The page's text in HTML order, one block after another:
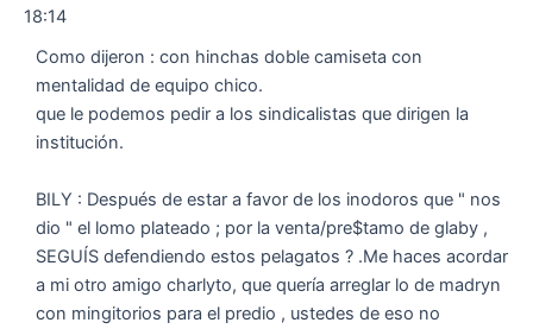
18:14
Como dijeron : con hinchas doble camiseta con
mentalidad de equipo chico.
que le podemos pedir a los sindicalistas que dirigen la
institución.
BILY : Después de estar a favor de los inodoros que " nos
dio " el lomo plateado ; por la venta/pre$tamo de glaby ,
SEGUÍS defendiendo estos pelagatos ? .Me haces acordar
a mi otro amigo charlyto, que quería arreglar lo de madryn
con mingitorios para el predio , ustedes de eso no